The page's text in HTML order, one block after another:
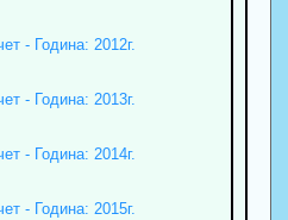
- Година: 2012г.
- Година: 2013г.
- Година: 2014г.
- Година: 2015г.